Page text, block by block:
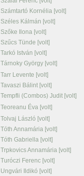
Számtartó Kornélia [volt]
Széles Kálmán [volt]
Szőke Ilona [volt]
Szűcs Tünde [volt]
Tarkó István [volt]
Tárnoky György [volt]
Tarr Levente [volt]
Tavaszi Bálint [volt]
Tempfli (Combos) Judit [volt]
Teoreanu Éva [volt]
Tolvaj László [volt]
Tóth Annamária [volt]
Tóth Gabriella [volt]
Trpkovics Annamária [volt]
Turóczi Ferenc [volt]
Ungvári Ildikó [volt]